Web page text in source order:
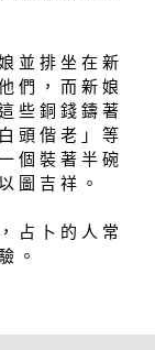
並 排 坐 在 新
們 ， 而 新 娘
些 銅 錢 鑄 著
頭 偕 老 」 等
個 裝 著 半 碗
圖 吉 祥 。
占 卜 的 人 常
。